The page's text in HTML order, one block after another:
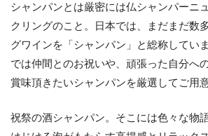
シャンパンとは厳密には仏シャンパーニ
クリングのこと。日本では、まだまだ数
グワインを「シャンパン」と総称してい
では仲間とのお祝いや、頑張った自分へ
賞味頂きたいシャンパンを厳選してご用
祝祭の酒シャンパン。そこには色々な物